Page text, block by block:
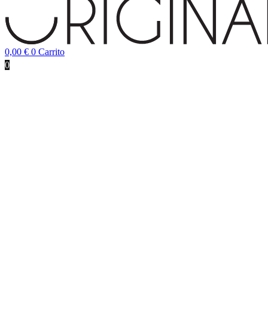
0,00 € 0 Carrito
0